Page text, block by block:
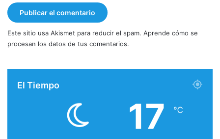
Este sitio usa Akismet para reducir el spam. Aprende cómo se
procesan los datos de tus comentarios.
El Tiempo
17 ℃